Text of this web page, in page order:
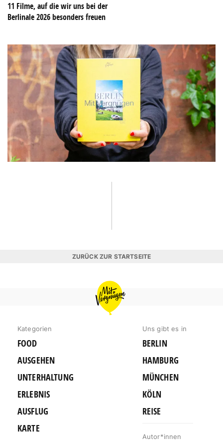
11 Filme, auf die wir uns bei der
Berlinale 2026 besonders freuen
ZURÜCK ZUR STARTSEITE
MIT
VERGNÜGEN
BERLIN
Kategorien
FOOD
AUSGEHEN
UNTERHALTUNG
ERLEBNIS
AUSFLUG
KARTE
Uns gibt es in
BERLIN
HAMBURG
MÜNCHEN
KÖLN
REISE
Autor*innen